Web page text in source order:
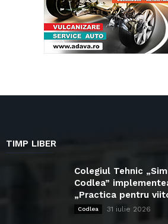
TIMP LIBER
Colegiul Tehnic
Codlea”
„Practica pentru
Codlea 31 iulie 2026